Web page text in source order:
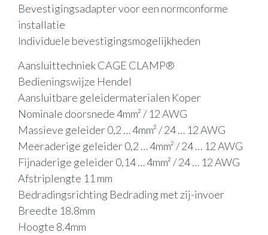
Bevestigingsadapter voor een normconforme
installatie
Individuele bevestigingsmogelijkheden
Aansluittechniek CAGE CLAMP®
Bedieningswijze Hendel
Aansluitbare geleidermaterialen Koper
Nominale doorsnede 4mm² / 12 AWG
Massieve geleider 0,2 … 4mm² / 24 … 12 AWG
Meeraderige geleider 0,2 … 4mm² / 24 … 12 AWG
Fijnaderige geleider 0,14 … 4mm² / 24 … 12 AWG
Afstriplengte 11 mm
Bedradingsrichting Bedrading met zij-invoer
Breedte 18.8mm
Hoogte 8.4mm